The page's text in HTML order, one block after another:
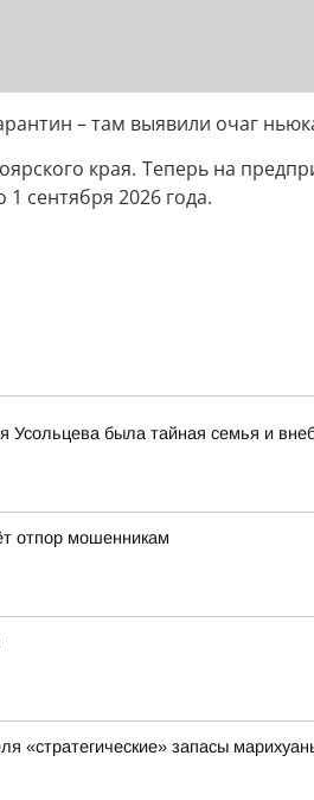
– там выявили очаг
края. Теперь на
сентября 2026 года.
Усольцева была тайная семья и
отпор мошенникам
«стратегические» запасы